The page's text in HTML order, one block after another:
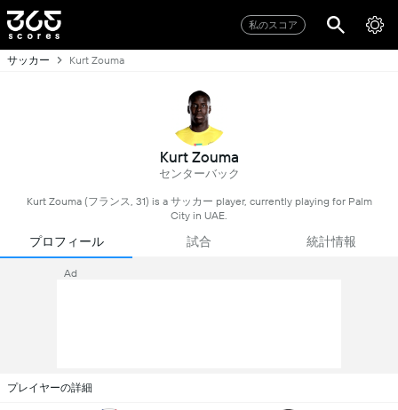
私のスコア
サッカー Kurt Zouma
Kurt Zouma
センターバック
Kurt Zouma (フランス, 31) is a サッカー player, currently playing for Palm
City in UAE.
プロフィール 試合 統計情報
Ad
プレイヤーの詳細